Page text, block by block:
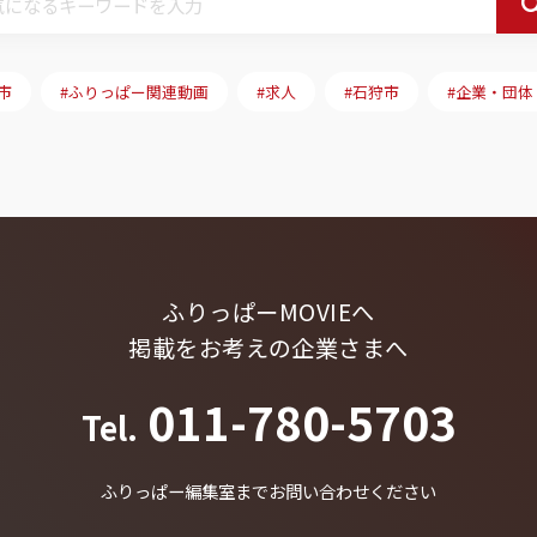
#ふりっぱー関連動画 #求人 #石狩市 #企業・団
ふりっぱーMOVIEへ
掲載をお考えの企業さまへ
Tel. 011-780-5703
ふりっぱー編集室までお問い合わせください